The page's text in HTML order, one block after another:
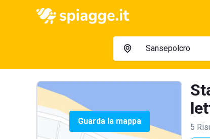
Guarda la mappa
5